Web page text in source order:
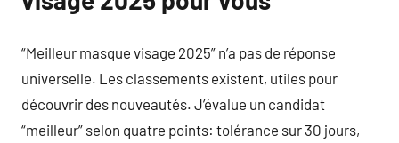
“Meilleur masque visage 2025” n’a pas de réponse
universelle. Les classements existent, utiles pour
découvrir des nouveautés. J’évalue un candidat
“meilleur” selon quatre points: tolérance sur 30 jours,